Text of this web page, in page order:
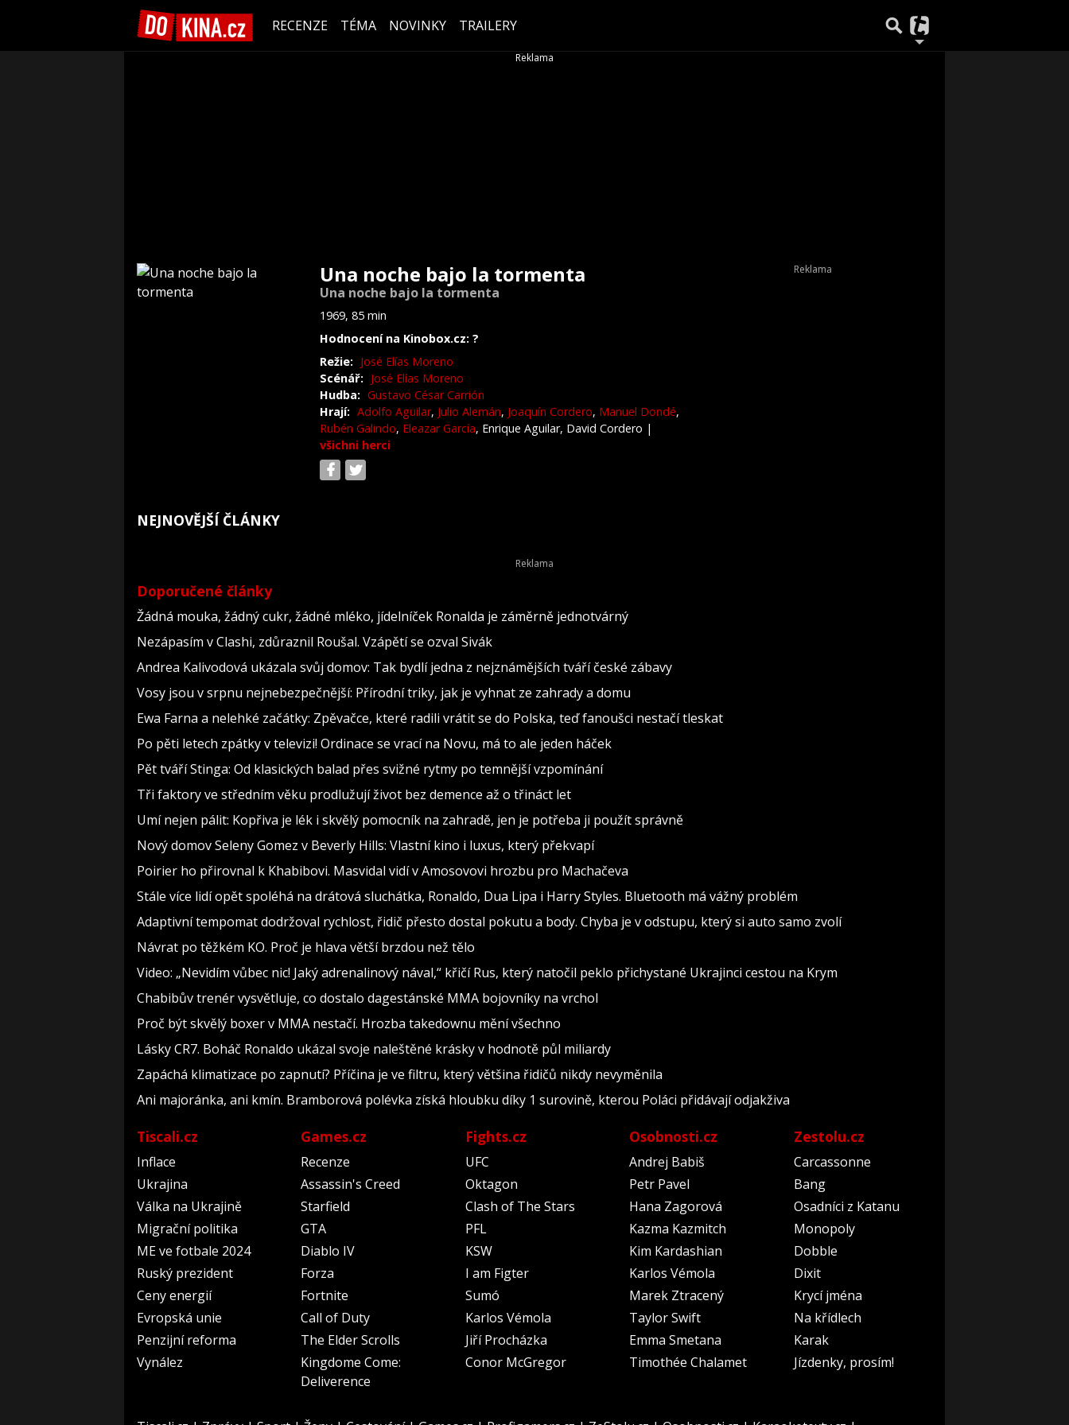
RECENZE TÉMA NOVINKY TRAILERY
Una noche bajo la tormenta
Una noche bajo la tormenta
1969, 85 min
Hodnocení na Kinobox.cz: ?
Režie: José Elías Moreno
Scénář: José Elías Moreno
Hudba: Gustavo César Carrión
Hrají: Adolfo Aguilar, Julio Alemán, Joaquín Cordero, Manuel Dondé,
Rubén Galindo, Eleazar García, Enrique Aguilar, David Cordero |
všichni herci
NEJNOVĚJŠÍ ČLÁNKY
Doporučené články
Žádná mouka, žádný cukr, žádné mléko, jídelníček Ronalda je záměrně jednotvárný
Nezápasím v Clashi, zdůraznil Roušal. Vzápětí se ozval Sivák
Andrea Kalivodová ukázala svůj domov: Tak bydlí jedna z nejznámějších tváří české zábavy
Vosy jsou v srpnu nejnebezpečnější: Přírodní triky, jak je vyhnat ze zahrady a domu
Ewa Farna a nelehké začátky: Zpěvačce, které radili vrátit se do Polska, teď fanoušci nestačí tleskat
Po pěti letech zpátky v televizi! Ordinace se vrací na Novu, má to ale jeden háček
Pět tváří Stinga: Od klasických balad přes svižné rytmy po temnější vzpomínání
Tři faktory ve středním věku prodlužují život bez demence až o třináct let
Umí nejen pálit: Kopřiva je lék i skvělý pomocník na zahradě, jen je potřeba ji použít správně
Nový domov Seleny Gomez v Beverly Hills: Vlastní kino i luxus, který překvapí
Poirier ho přirovnal k Khabibovi. Masvidal vidí v Amosovovi hrozbu pro Machačeva
Stále více lidí opět spoléhá na drátová sluchátka, Ronaldo, Dua Lipa i Harry Styles. Bluetooth má vážný problém
Adaptivní tempomat dodržoval rychlost, řidič přesto dostal pokutu a body. Chyba je v odstupu, který si auto samo zvolí
Návrat po těžkém KO. Proč je hlava větší brzdou než tělo
Video: „Nevidím vůbec nic! Jaký adrenalinový nával,“ křičí Rus, který natočil peklo přichystané Ukrajinci cestou na Krym
Chabibův trenér vysvětluje, co dostalo dagestánské MMA bojovníky na vrchol
Proč být skvělý boxer v MMA nestačí. Hrozba takedownu mění všechno
Lásky CR7. Boháč Ronaldo ukázal svoje naleštěné krásky v hodnotě půl miliardy
Zapáchá klimatizace po zapnutí? Příčina je ve filtru, který většina řidičů nikdy nevyměnila
Ani majoránka, ani kmín. Bramborová polévka získá hloubku díky 1 surovině, kterou Poláci přidávají odjakživa
Tiscali.cz
Inflace
Ukrajina
Válka na Ukrajině
Migrační politika
ME ve fotbale 2024
Ruský prezident
Ceny energií
Evropská unie
Penzijní reforma
Vynález
Games.cz
Recenze
Assassin's Creed
Starfield
GTA
Diablo IV
Forza
Fortnite
Call of Duty
The Elder Scrolls
Kingdome Come:
Deliverence
Fights.cz
UFC
Oktagon
Clash of The Stars
PFL
KSW
I am Figter
Sumó
Karlos Vémola
Jiří Procházka
Conor McGregor
Osobnosti.cz
Andrej Babiš
Petr Pavel
Hana Zagorová
Kazma Kazmitch
Kim Kardashian
Karlos Vémola
Marek Ztracený
Taylor Swift
Emma Smetana
Timothée Chalamet
Zestolu.cz
Carcassonne
Bang
Osadníci z Katanu
Monopoly
Dobble
Dixit
Krycí jména
Na křídlech
Karak
Jízdenky, prosím!